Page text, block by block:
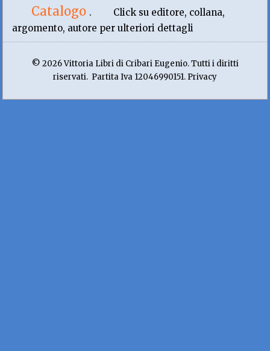
Catalogo .
Click su editore, collana,
argomento, autore per ulteriori dettagli
© 2026 Vittoria Libri di Cribari Eugenio. Tutti i diritti
riservati. Partita Iva 12046990151. Privacy